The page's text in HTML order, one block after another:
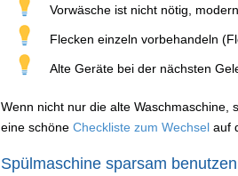
Vorwäsche ist nicht nötig,
Flecken einzeln vorbehandeln
Alte Geräte bei der nächsten
Wenn nicht nur die alte
eine schöne Checkliste zum Wechsel auf
Spülmaschine sparsam benutzen